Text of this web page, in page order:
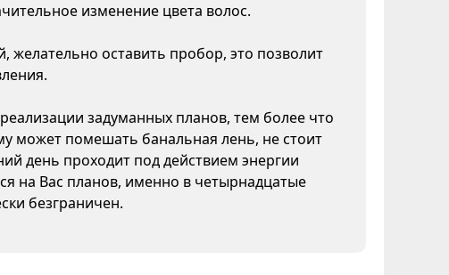
изменение цвета волос.
желательно оставить пробор, это позволит
задуманных планов, тем более что
может помешать банальная лень, не стоит
день проходит под действием энергии
на Вас планов, именно в четырнадцатые
безграничен.